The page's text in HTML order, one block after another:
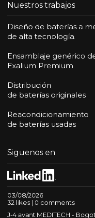
Nuestros trabajos
Diseño de baterías a
de alta tecnología.
Ensamblaje genérico
Exalium Premium
Distribución
de baterías originales
Reacondicionamiento
de baterías usadas
Siguenos en
03/08/2026
32 likes | 0 comments
J-4 avant MEDITECH -